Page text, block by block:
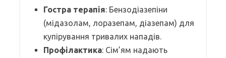
Гостра терапія: Бензодіазепіни
(мідазолам, лоразепам, діазепам) для
купірування тривалих нападів.
Профілактика: Сім’ям надають